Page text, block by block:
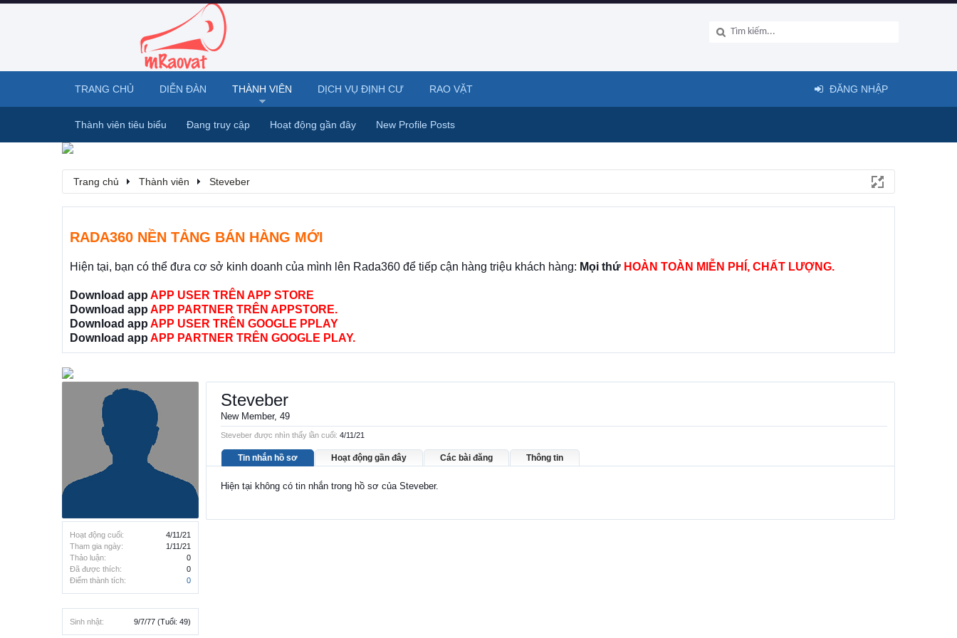
Trang chủ Thành viên Steveber
RADA360 NỀN TẢNG BÁN HÀNG MỚI
Hiện tại, bạn có thể đưa cơ sở kinh doanh của mình lên Rada360 để tiếp cận hàng triệu khách hàng: Mọi thứ HOÀN TOÀN MIỄN PHÍ, CHẤT LƯỢNG.
Download app APP USER TRÊN APP STORE
Download app APP PARTNER TRÊN APPSTORE.
Download app APP USER TRÊN GOOGLE PPLAY
Download app APP PARTNER TRÊN GOOGLE PLAY.
Hoạt động cuối:
4/11/21
Tham gia ngày:
1/11/21
Thảo luận:
0
Đã được thích:
0
Điểm thành tích:
0
Sinh nhật: 9/7/77 (Tuổi: 49)
Steveber
New Member, 49
Steveber được nhìn thấy lần cuối: 4/11/21
Tin nhắn hồ sơ Hoạt động gần đây Các bài đăng Thông tin
Hiện tại không có tin nhắn trong hồ sơ của Steveber.
TRANG CHỦ DIỄN ĐÀN THÀNH VIÊN
Thành viên tiêu biểu Đang truy cập Hoạt động gần đây New Profile Posts
DỊCH VỤ ĐỊNH CƯ RAO VẶT ĐĂNG NHẬP